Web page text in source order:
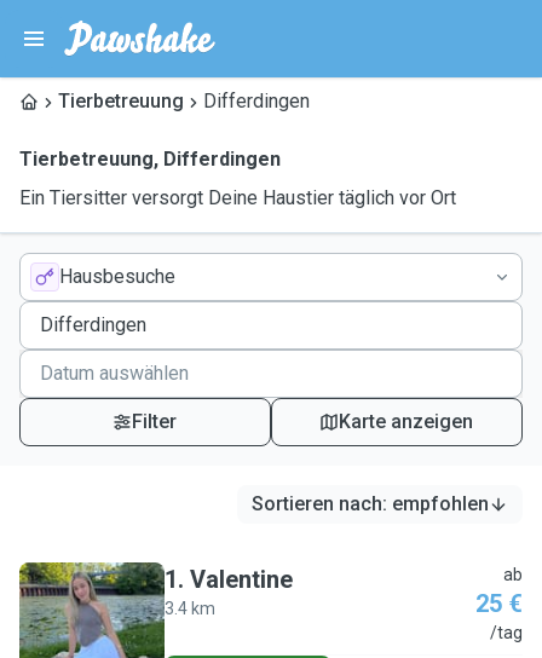
Tierbetreuung Differdingen
Tierbetreuung, Differdingen
Ein Tiersitter versorgt Deine Haustier täglich vor Ort
Hausbesuche
Filter Karte anzeigen
Sortieren nach: empfohlen
V
1. Valentine
3.4 km
ab
25 €
/tag